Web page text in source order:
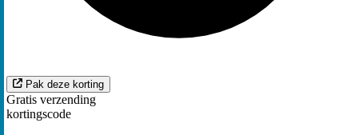
Pak deze korting
Gratis verzending
kortingscode